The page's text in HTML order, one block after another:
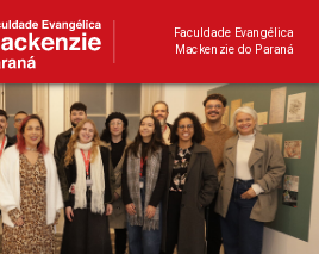
Faculdade Evangélica
Mackenzie do Paraná